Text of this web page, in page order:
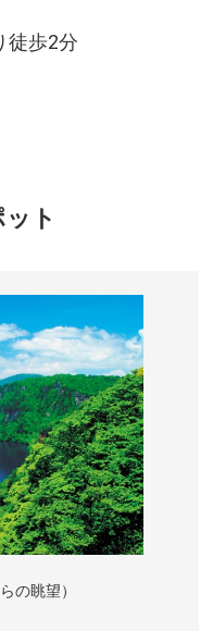
徒歩2分
ト
の眺望）